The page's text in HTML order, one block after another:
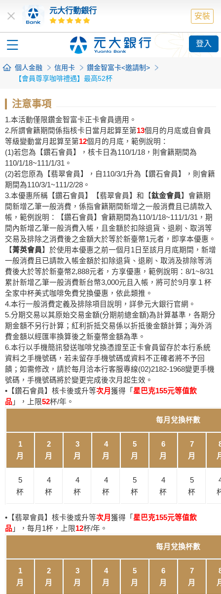
元大行動銀行
安裝
登入
個人金融 信用卡
鑽金智富卡<邀請制>
【會員尊享咖啡禮遇】最高52杯
注意事項
1.本活動僅限鑽金智富卡正卡會員適用。
2.所謂會籍期間係指核卡日當月起算至第13個月的月底或自會員
等級變動當月起算至第12個月的月底，範例說明：
(1)若您為【鑽石會員】，核卡日為110/1/18，則會籍期間為
110/1/18~111/1/31。
(2)若您原為【翡翠會員】，自110/3/1升為【鑽石會員】，則會籍
期間為110/3/1~111/2/28。
3.本優惠所稱【鑽石會員】【翡翠會員】和【鈦金會員】會籍期
間新增乙筆一般消費，係指會籍期間新增之一般消費且已請款入
帳，範例說明：【鑽石會員】會籍期間為110/1/18~111/1/31，期
間內新增乙筆一般消費入帳，且金額於扣除退貨、退刷、取消等
交易及排除之消費後之金額大於等於新臺幣1元者，即享本優惠。
【菁英會員】於使用本優惠之前一個月1日至該月月底期間，新增
一般消費且已請款入帳金額於扣除退貨、退刷、取消及排除等消
費後大於等於新臺幣2,888元者，方享優惠，範例說明：8/1~8/31
累計新增乙筆一般消費新台幣3,000元且入帳，將可於9月享１杯
全家中杯美式咖啡免費兌換優惠，依此類推。
4.本行一般消費定義及排除項目說明，詳參元大銀行官網 。
5.分期交易以其原始交易金額(分期前總金額)為計算基準，各期分
期金額不另行計算；紅利折抵交易係以折抵後金額計算；海外消
費金額以經匯率換算後之新臺幣金額為準。
6.本行以手機簡訊發送咖啡兌換憑證至正卡會員留存於本行系統
資料之手機號碼，若未留存手機號碼或資料不正確者將不予回
饋；如需修改，請於每月洽本行客服專線(02)2182-1968變更手機
號碼，手機號碼將於變更完成後次月起生效。
•【鑽石會員】核卡後或升等次月 獲得「 星巴克155元等值飲
品 」，上限52杯/年。
每月兌換杯數
1
月
2
月
3
月
4
月
5
月
6
月
7
月
5
杯
4
杯
4
杯
4
杯
5
杯
4
杯
5
杯
•【翡翠會員】核卡後或升等次月 獲得「 星巴克155元等值飲
品 」，每月1杯，上限12杯/年。
每月兌換杯數
1
月
2
月
3
月
4
月
5
月
6
月
7
月